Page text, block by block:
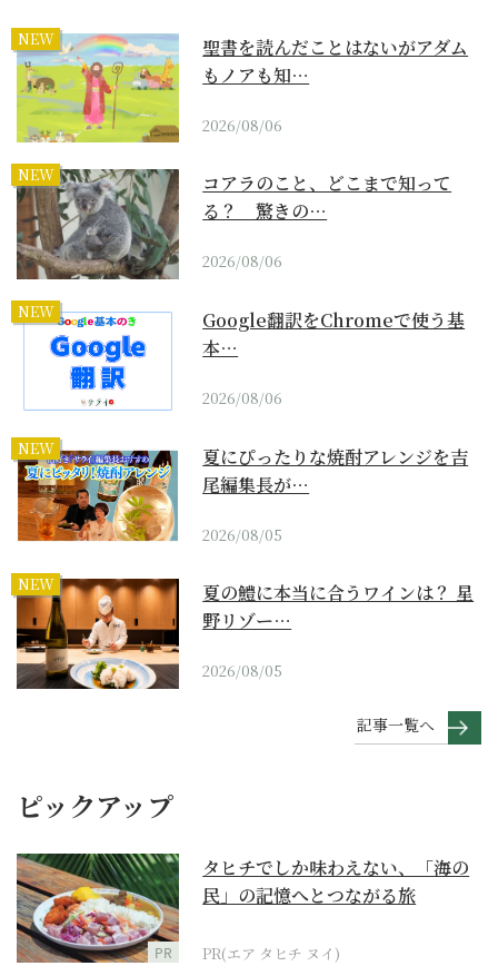
NEW
聖書を読んだことはないがアダム
もノアも知…
2026/08/06
NEW
コアラのこと、どこまで知って
る？ 驚きの…
2026/08/06
NEW
Google翻訳をChromeで使う基
本…
2026/08/06
NEW
夏にぴったりな焼酎アレンジを吉
尾編集長が…
2026/08/05
NEW
夏の鱧に本当に合うワインは？ 星
野リゾー…
2026/08/05
記事一覧へ
ピックアップ
PR
タヒチでしか味わえない、「海の
民」の記憶へとつながる旅
PR(エア タヒチ ヌイ)